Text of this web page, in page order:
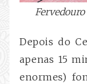
Depois do
apenas 15
enormes)